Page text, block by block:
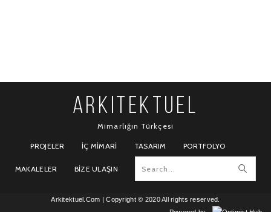
ARKITEKTUEL
Mimarlığın Türkçesi
PROJELER İÇ MIMARI TASARIM PORTFOLYO
MAKALELER BIZE ULAŞIN
Arkitektuel.Com | Copyright © 2020 All rights reserved.